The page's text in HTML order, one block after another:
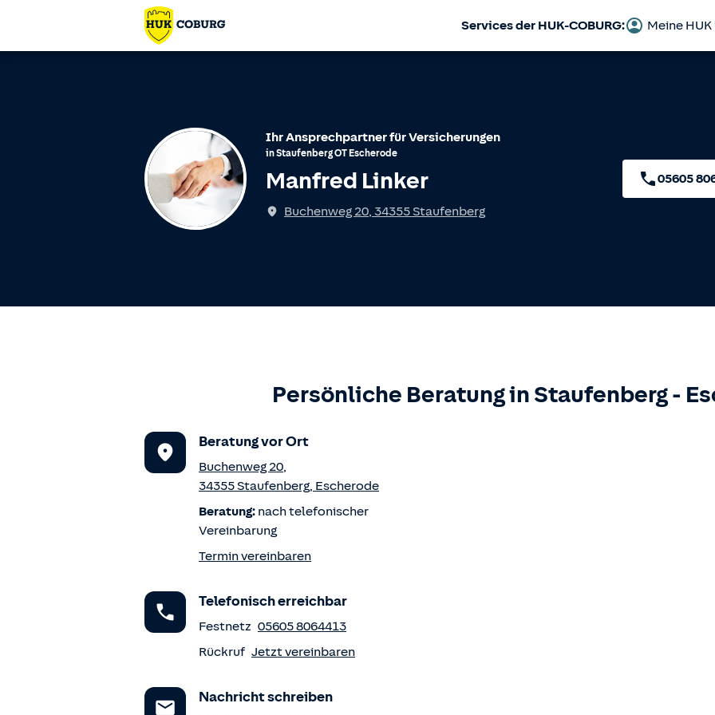
Services der HUK-COBURG: Meine HUK
Ihr Ansprechpartner für Versicherungen
inStaufenbergOT Escherode
Manfred Linker
Buchenweg 20, 34355 Staufenberg
05605
Persönliche Beratung in Staufenberg-
Beratung vor Ort
Buchenweg 20,
34355Staufenberg, Escherode
Beratung: nach telefonischer
Vereinbarung
Termin vereinbaren
Telefonisch erreichbar
Festnetz 05605 8064413
Rückruf Jetzt vereinbaren
Nachricht schreiben